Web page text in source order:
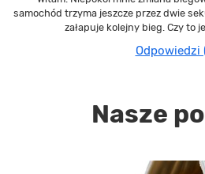
samochód trzyma jeszcze przez dwie
załapuje kolejny bieg. Czy to
Odpowiedzi
Nasze